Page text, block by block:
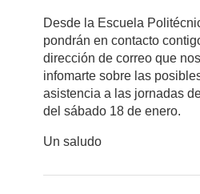
Desde la Escuela
pondrán en contacto
dirección de correo que
infomarte sobre las
asistencia a las jornadas
del sábado 18 de enero.
Un saludo